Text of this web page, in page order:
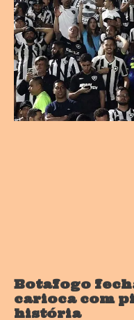
Botafogo
carioca com
história